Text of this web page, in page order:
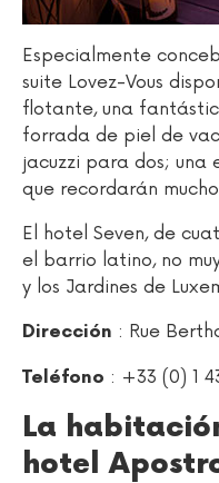
Especialmente
suite Lovez-Vous
flotante, una
forrada de piel de
jacuzzi para dos; una
que recordarán
El hotel Seven, de
el barrio latino, no
y los Jardines de
Dirección : Rue
Teléfono : +33 (0) 1
La
hotel